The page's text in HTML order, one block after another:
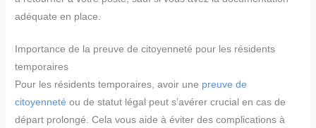
adéquate en place.
Importance de la preuve de citoyenneté pour les résidents
temporaires
Pour les résidents temporaires, avoir une preuve de
citoyenneté ou de statut légal peut s’avérer crucial en cas de
départ prolongé. Cela vous aide à éviter des complications à